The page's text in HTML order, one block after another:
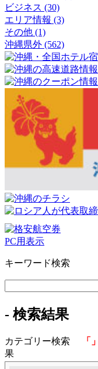
ビジネス (30)
エリア情報 (3)
その他 (1)
沖縄県外 (562)
PC用表示
キーワード検索
- 検索結果
カテゴリー検索 「
果